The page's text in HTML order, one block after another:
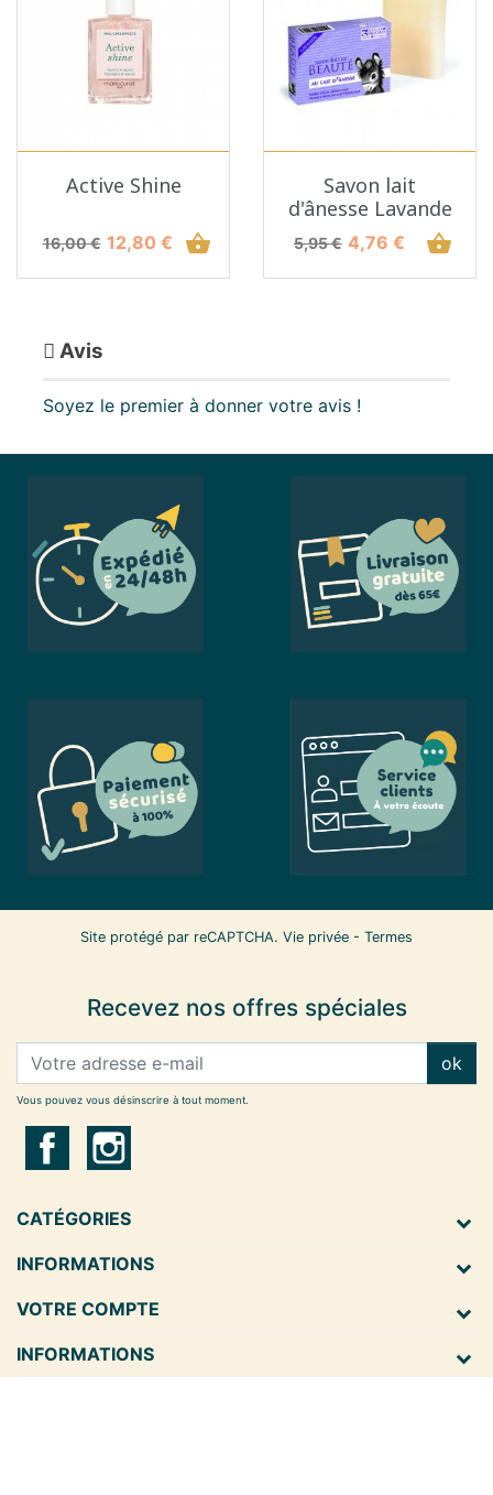
Active Shine
Prix de base
16,00 € Prix
12,80 € shopping_basket
Savon lait
d'ânesse Lavande
Prix de base
5,95 € Prix
4,76 € shopping_basket
Avis
Soyez le premier à donner votre avis !
Site protégé par reCAPTCHA. Vie privée - Termes
Recevez nos offres spéciales
ok
Vous pouvez vous désinscrire à tout moment.
CATÉGORIES
INFORMATIONS
VOTRE COMPTE
INFORMATIONS